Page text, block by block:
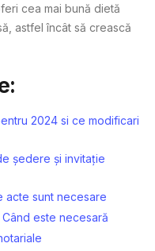
cea mai bună dietă
astfel încât să crească
2024 si ce modificari
ședere și invitație
acte sunt necesare
este necesară